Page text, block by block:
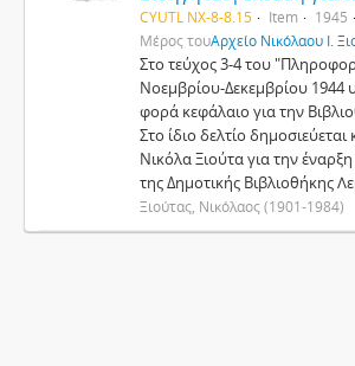
CYUTL NX-8-8.15 Item
1945
Μέρος τουΑρχείο Νικόλαου Ι.
Στο τεύχος 3-4 του
Νοεμβρίου-Δεκεμβρίου 1944
φορά κεφάλαιο για την
Στο ίδιο δελτίο
Νικόλα Ξιούτα για την έναρξη
της Δημοτικής Βιβλιοθήκης
Ξιούτας, Νικόλαος (1901-1984)